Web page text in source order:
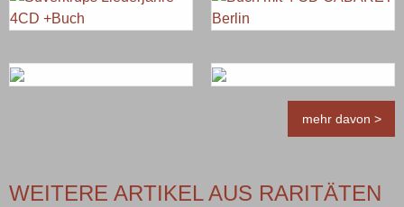
mehr davon >
WEITERE ARTIKEL AUS RARITÄTEN